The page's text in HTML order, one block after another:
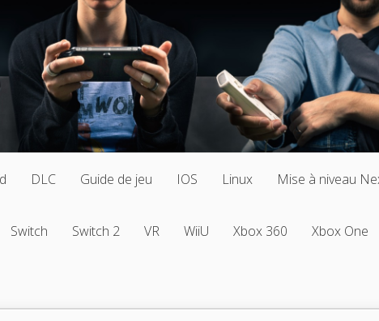
DLC Guide de jeu IOS Linux Mise à niveau
Switch Switch 2 VR WiiU Xbox 360 Xbox One